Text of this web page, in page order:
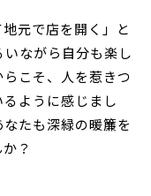
元で店を開く」と
ながら自分も楽し
こそ、人を惹きつ
ように感じまし
たも深緑の暖簾を
？